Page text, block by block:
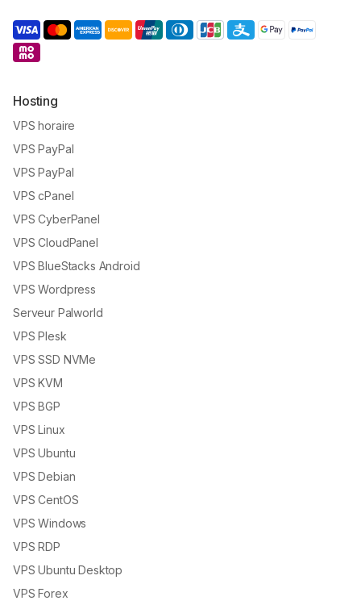
Hosting
VPS horaire
VPS PayPal
VPS PayPal
VPS cPanel
VPS CyberPanel
VPS CloudPanel
VPS BlueStacks Android
VPS Wordpress
Serveur Palworld
VPS Plesk
VPS SSD NVMe
VPS KVM
VPS BGP
VPS Linux
VPS Ubuntu
VPS Debian
VPS CentOS
VPS Windows
VPS RDP
VPS Ubuntu Desktop
VPS Forex